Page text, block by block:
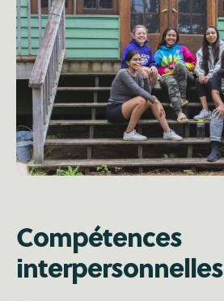
Compétences
interpersonnelles